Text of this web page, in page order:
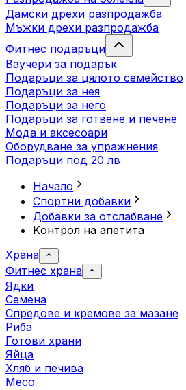
Дамски дрехи разпродажба
Мъжки дрехи разпродажба
Фитнес подаръци
Ваучери за подарък
Подаръци за цялото семейство
Подаръци за нея
Подаръци за него
Подаръци за готвене и печене
Мода и аксесоари
Оборудване за упражнения
Подаръци под 20 лв
Начало
Спортни добавки
Добавки за отслабване
Kонтрол на апетита
Храна
Фитнес храна
Ядки
Семена
Спредове и кремове за мазане
Риба
Готови храни
Яйца
Хляб и печива
Месо